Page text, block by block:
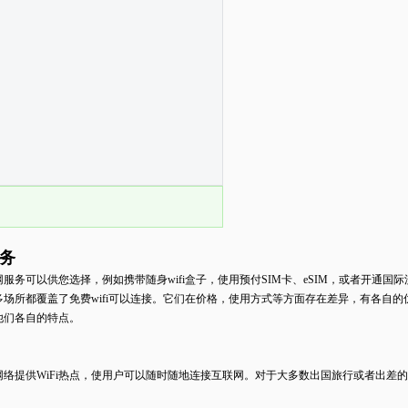
务可以供您选择，例如携带随身wifi盒子，使用预付SIM卡、 eSIM ，或者开通国
所都覆盖了免费wifi可以连接。它们在价格，使用方式等方面存在差异，有各自的
各自的特点。
络提供WiFi热点，使用户可以随时随地连接互联网。对于大多数出国旅行或者出差